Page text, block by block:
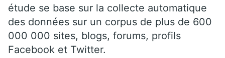
étude se base sur la collecte automatique
des données sur un corpus de plus de 600
000 000 sites, blogs, forums, profils
Facebook et Twitter.